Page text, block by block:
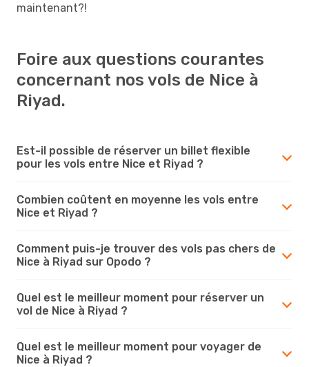
maintenant?!
Foire aux questions courantes
concernant nos vols de Nice à
Riyad.
Est-il possible de réserver un billet flexible
pour les vols entre Nice et Riyad ?
Combien coûtent en moyenne les vols entre
Nice et Riyad ?
Comment puis-je trouver des vols pas chers de
Nice à Riyad sur Opodo ?
Quel est le meilleur moment pour réserver un
vol de Nice à Riyad ?
Quel est le meilleur moment pour voyager de
Nice à Riyad ?